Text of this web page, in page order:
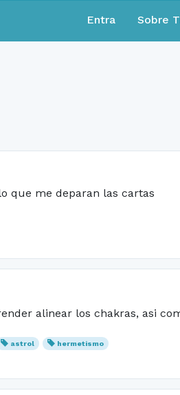
Entra Sobre
que me deparan las cartas
alinear los chakras, asi
astrol hermetismo